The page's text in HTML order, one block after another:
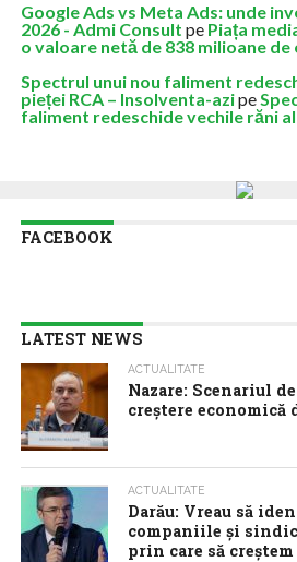
Google Ads vs Meta Ads: unde
2026 - Admi Consult pe Piața
o valoare netă de 838 milioane de
Spectrul unui nou faliment
pieței RCA – Insolventa-azipe
faliment redeschide vechile răni
FACEBOOK
LATEST NEWS
ACTUALITATE
Nazare: Scenariul
creștere economică
ACTUALITATE
Darău: Vreau să
companiile și
prin care să